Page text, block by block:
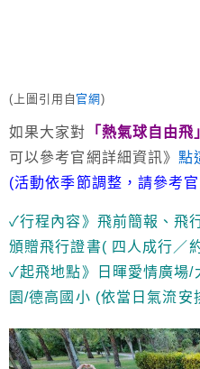
(上圖引用自 官網)
如果大家對 「熱氣球自由飛
可以參考官網詳細資訊》點
(活動依季節調整，請參考
✓行程內容》飛前簡報、飛
頒贈飛行證書( 四人成行／
✓起飛地點》日暉愛情廣場/
園/德高國小 (依當日氣流安